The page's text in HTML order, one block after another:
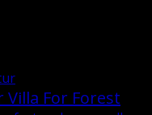
For Forest